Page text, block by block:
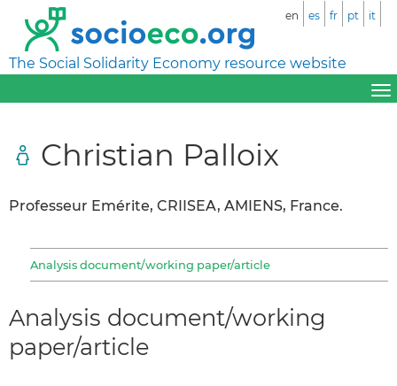
The Social Solidarity Economy resource website
en es fr pt it
Christian Palloix
Professeur Emérite, CRIISEA, AMIENS, France.
Analysis document/working paper/article
Analysis document/working
paper/article